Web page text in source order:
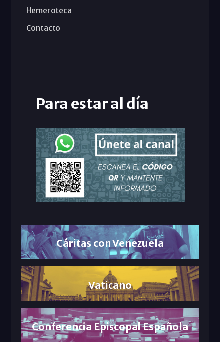
Hemeroteca
Contacto
Para estar al día
Cáritas con Venezuela
Vaticano
Conferencia Episcopal Española